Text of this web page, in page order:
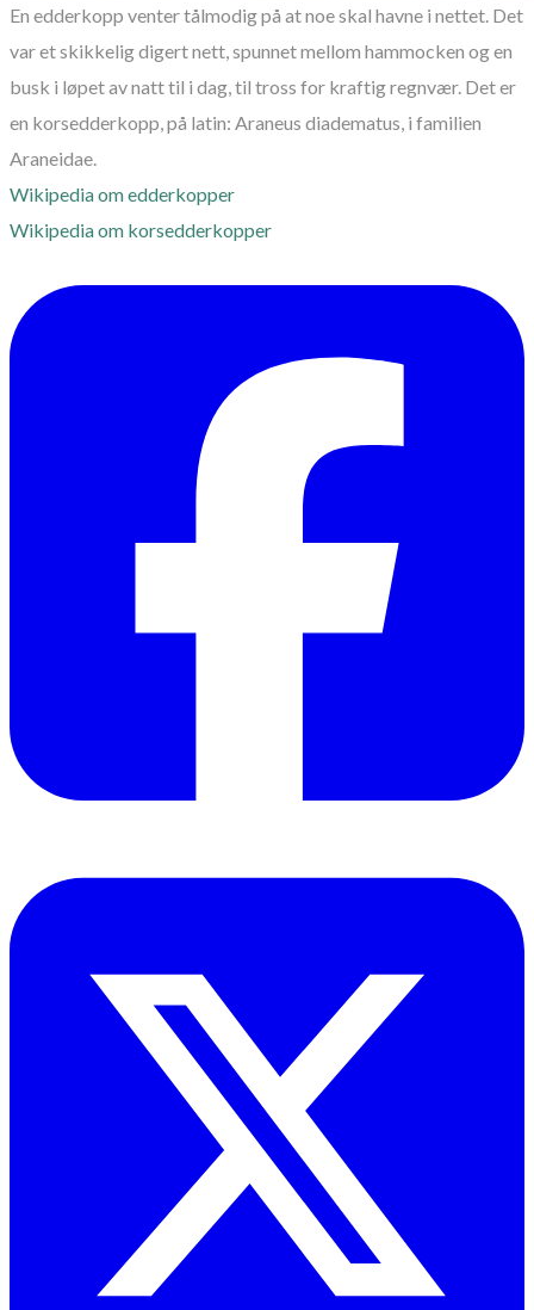
En edderkopp venter tålmodig på at noe skal havne i nettet. Det
var et skikkelig digert nett, spunnet mellom hammocken og en
busk i løpet av natt til i dag, til tross for kraftig regnvær. Det er
en korsedderkopp, på latin: Araneus diadematus, i familien
Araneidae.
Wikipedia om edderkopper
Wikipedia om korsedderkopper